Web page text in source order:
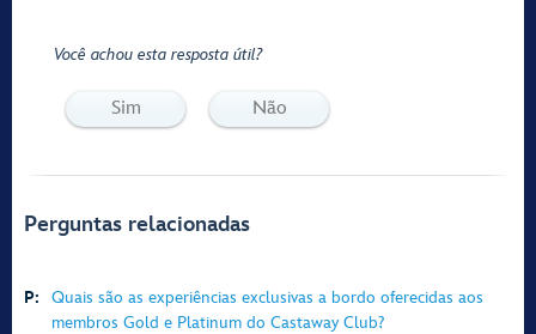
Você achou esta resposta útil?
Sim Não
Perguntas relacionadas
P:
Quais são as experiências exclusivas a bordo oferecidas aos
membros Gold e Platinum do Castaway Club?